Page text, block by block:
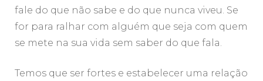
fale do que não sabe e do que nunca viveu. Se
for para ralhar com alguém que seja com quem
se mete na sua vida sem saber do que fala.
Temos que ser fortes e estabelecer uma relação